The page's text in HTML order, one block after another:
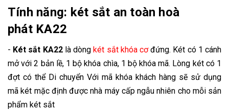
Tính năng: két sắt an toàn hoà
phát KA22
- Két sắt KA22 là dòngkét sắt khóa cơđứng. Két có 1 cánh
mở với 2 bản lề, 1 bộ khóa chìa, 1 bộ khóa mã. Lòng két có 1
đợt có thể Di chuyển Với mã khóa khách hàng sẽ sử dụng
mã két mặc định được nhà máy cấp ngẫu nhiên cho mỗi sản
phẩm két sắt